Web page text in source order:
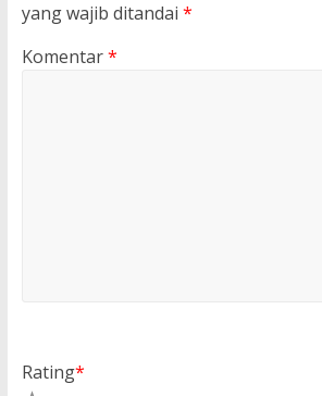
yang wajib ditandai *
Komentar*
Rating*